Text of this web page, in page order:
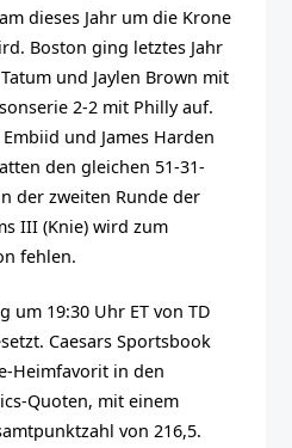
dieses Jahr um die Krone
Boston ging letztes Jahr
und Jaylen Brown mit
2-2 mit Philly auf.
und James Harden
den gleichen 51-31-
der zweiten Runde der
III (Knie) wird zum
fehlen.
um 19:30 Uhr ET von TD
Caesars Sportsbook
Heimfavorit in den
Quoten, mit einem
von 216,5.